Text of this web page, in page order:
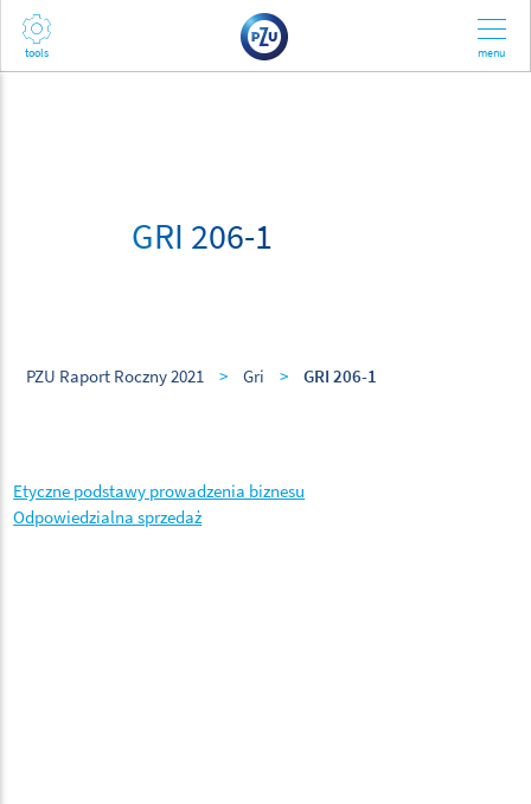
GRI 206-1
PZU Raport Roczny 2021 > Gri > GRI 206-1
Etyczne podstawy prowadzenia biznesu
Odpowiedzialna sprzedaż